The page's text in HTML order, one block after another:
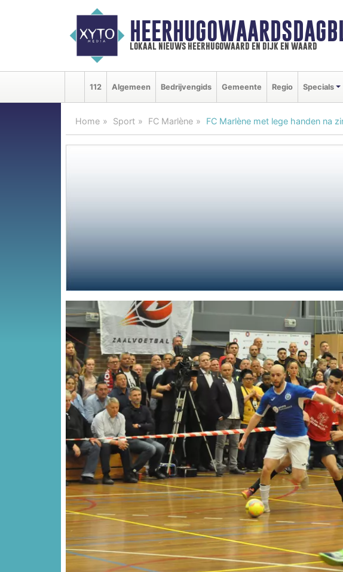
lokaal nieuws heerhugowaard en dijk en waard
112 Algemeen Bedrijvengids Gemeente Regio Specials
Home Sport FC Marlène FC Marlène met lege handen na